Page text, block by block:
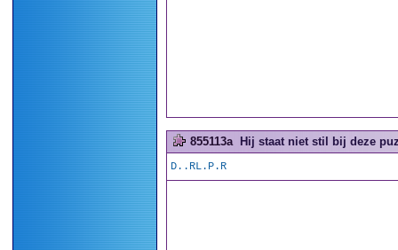
855113a Hij staat niet stil bij deze
D..RL.P.R